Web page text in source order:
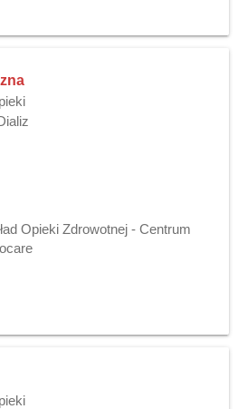
Opieki Zdrowotnej - Centrum